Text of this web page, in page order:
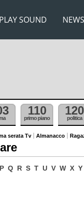
SOUND NEWS
110
primo piano
120
politica
serata Tv Almanacco
P Q R S T U V W X Y